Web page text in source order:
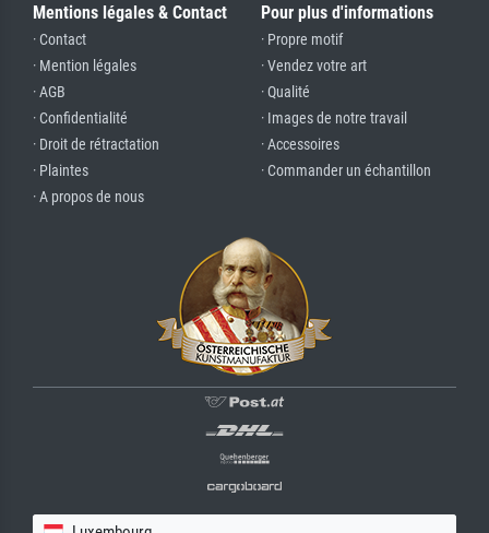
Mentions légales & Contact
· Contact
· Mention légales
· AGB
· Confidentialité
· Droit de rétractation
· Plaintes
· A propos de nous
Pour plus d'informations
· Propre motif
· Vendez votre art
· Qualité
· Images de notre travail
· Accessoires
· Commander un échantillon